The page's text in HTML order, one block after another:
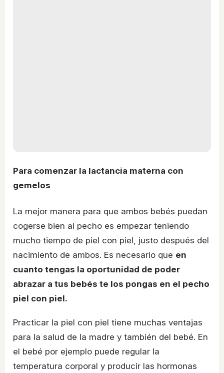
Para comenzar la lactancia materna con
gemelos
La mejor manera para que ambos bebés puedan
cogerse bien al pecho es empezar teniendo
mucho tiempo de piel con piel, justo después del
nacimiento de ambos. Es necesario que en
cuanto tengas la oportunidad de poder
abrazar a tus bebés te los pongas en el pecho
piel con piel.
Practicar la piel con piel tiene muchas ventajas
para la salud de la madre y también del bebé. En
el bebé por ejemplo puede regular la
temperatura corporal y producir las hormonas